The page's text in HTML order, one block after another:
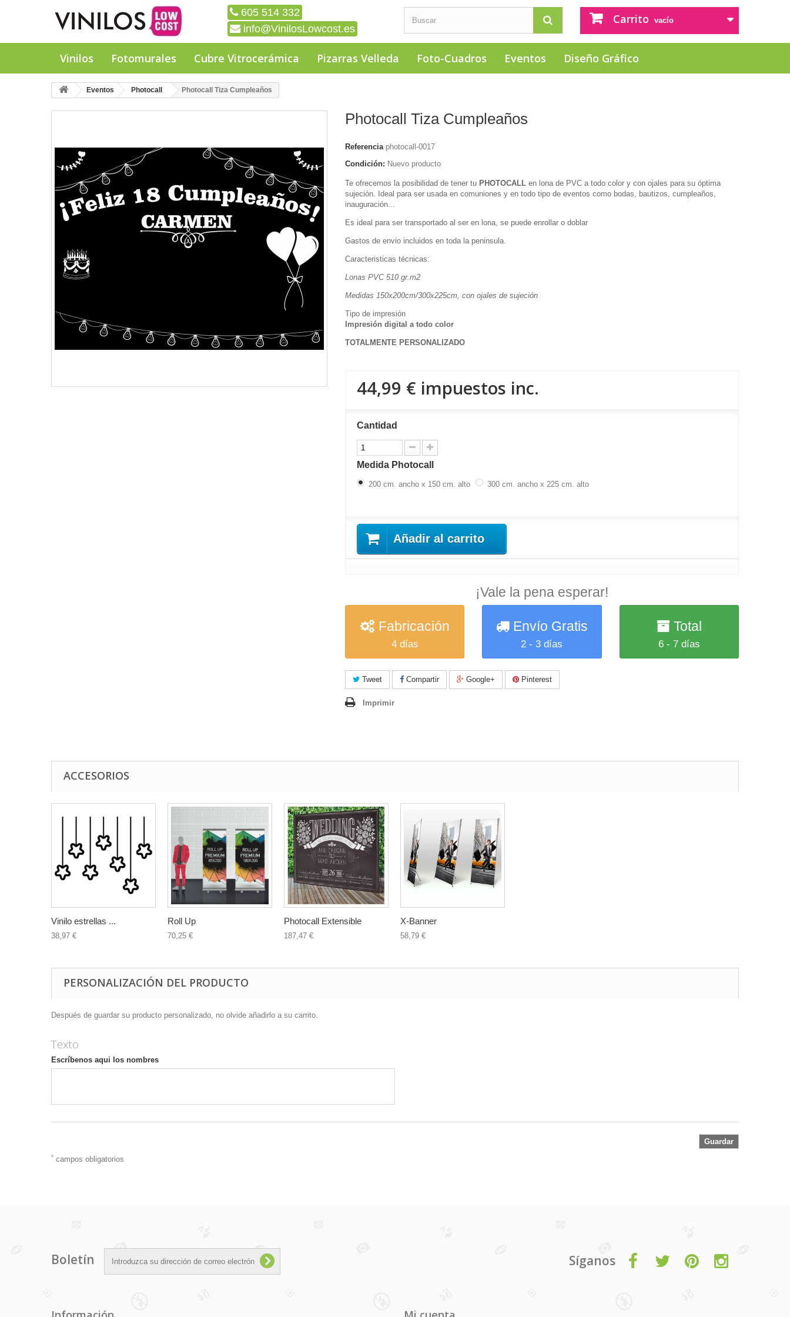
605 514 332
info@VinilosLowcost.es
Carrito vacío
Vinilos Fotomurales Cubre Vitrocerámica Pizarras Velleda Foto-Cuadros Eventos Diseño Gráfico
Eventos Photocall Photocall Tiza Cumpleaños
Photocall Tiza Cumpleaños
Referencia photocall-0017
Condición: Nuevo producto
Te ofrecemos la posibilidad de tener tu PHOTOCALL en lona de PVC a todo color y con ojales para su óptima
sujeción. Ideal para ser usada en comuniones y en todo tipo de eventos como bodas, bautizos, cumpleaños,
inauguración...
Es ideal para ser transportado al ser en lona, se puede enrollar o doblar
Gastos de envio incluidos en toda la peninsula.
Caracteristicas técnicas:
Lonas PVC 510 gr.m2
Medidas 150x200cm/300x225cm, con ojales de sujeción
Tipo de impresión
Impresión digital a todo color
TOTALMENTE PERSONALIZADO
44,99 € impuestos inc.
Cantidad
Medida Photocall
200 cm. ancho x 150 cm. alto 300 cm. ancho x 225 cm. alto
Añadir al carrito
¡Vale la pena esperar!
Fabricación
4 días
Envío Gratis
2 - 3 días
Total
6 - 7 días
Tweet Compartir Google+ Pinterest
Imprimir
ACCESORIOS
Vinilo estrellas ...
38,97 €
Roll Up
70,25 €
Photocall Extensible
187,47 €
X-Banner
58,79 €
PERSONALIZACIÓN DEL PRODUCTO
Después de guardar su producto personalizado, no olvide añadirlo a su carrito.
Texto
Escríbenos aqui los nombres
Guardar
* campos obligatorios
Boletín Síganos